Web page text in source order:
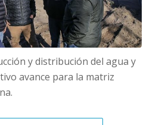
y distribución del agua y
avance para la matriz